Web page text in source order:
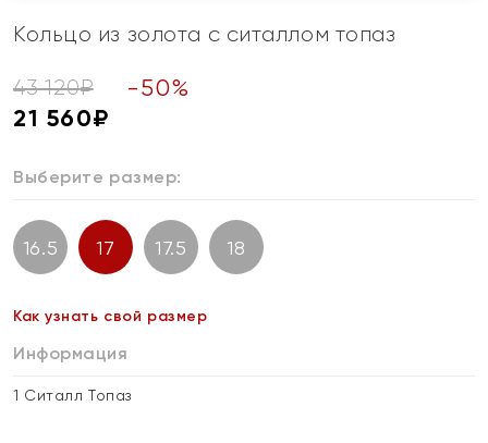
Кольцо из золота с ситаллом топаз
43 120₽ -50%
21 560₽
Выберите размер:
16.5 17 17.5 18
Как узнать свой размер
Информация
1 Ситалл Топаз